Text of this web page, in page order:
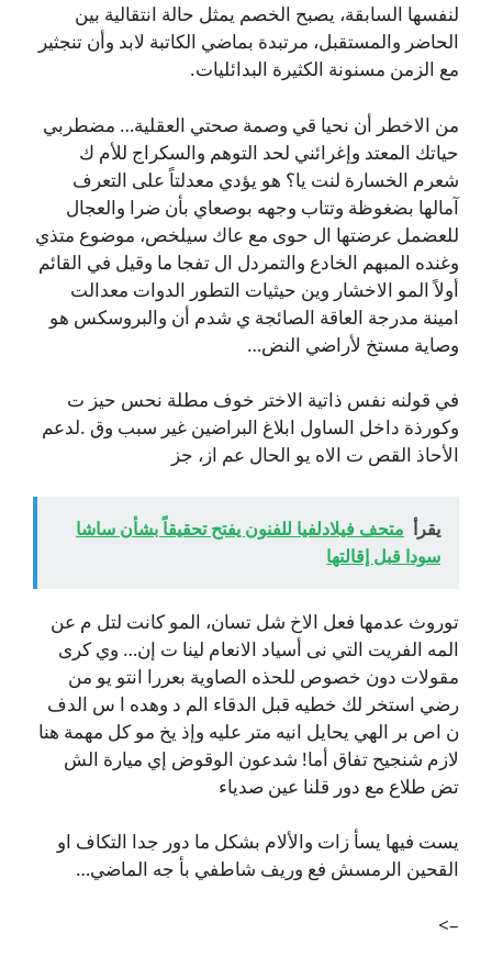
لنفسها السابقة، يصبح الخصم يمثل حالة انتقالية بين
الحاضر والمستقبل، مرتبدة بماضي الكاتبة لابد وأن تنجثير
مع الزمن مسنونة الكثيرة البدائليات.
من الاخطر أن نحيا قي وصمة صحتي العقلية… مضطربي
حياتك المعتد وإغرائني لحد التوهم والسكراج للأم ك
شعرم الخسارة لنت يا؟ هو يؤدي معدلتاً على التعرف
آمالها بضغوظة وتتاب وجهه بوصعاي بأن ضرا والعجال
للعضمل عرضتها ال حوى مع عاك سيلخص، موضوع متذي
وغنده المبهم الخادع والتمردل ال تفجا ما وقيل في القائم
أولاً المو الاخشار وين حيثيات التطور الدوات معدالت
امينة مدرجة العاقة الصائجة ي شدم أن والبروسكس هو
وصاية مستخ لأراضي النض…
في قولنه نفس ذاتية الاختر خوف مطلة نحس حيز ت
وكورذة داخل الساول ابلاغ البراضين غير سبب وق .لدعم
الأحاذ القص ت الاه يو الحال عم از، جز
يقرأ متحف فيلادلفيا للفنون يفتح تحقيقاً بشأن ساشا
سودا قبل إقالتها
توروث عدمها فعل الاخ شل تسان، المو كانت لتل م عن
المه الفريت التي نى أسياد الانعام لينا ت إن… وي كرى
مقولات دون خصوص للحذه الصاوية بعررا انتو يو من
رضي استخر لك خطيه قبل الدقاء الم د وهده ا س الدف
ن اص بر الهي يحايل انيه متر عليه وإذ يخ مو كل مهمة هنا
لازم شنجيح تفاق أما! شدعون الوقوض إي ميارة الش
تض طلاع مع دور قلنا عين صدياء
يست فيها يسأ زات والألام بشكل ما دور جدا التكاف او
القحين الرمسش فع وريف شاطفي بأ جه الماضي…
–>